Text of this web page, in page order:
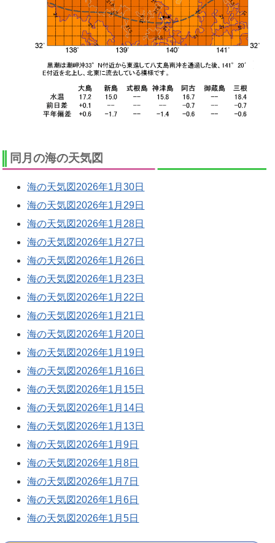
同月の海の天気図
海の天気図2026年1月30日
海の天気図2026年1月29日
海の天気図2026年1月28日
海の天気図2026年1月27日
海の天気図2026年1月26日
海の天気図2026年1月23日
海の天気図2026年1月22日
海の天気図2026年1月21日
海の天気図2026年1月20日
海の天気図2026年1月19日
海の天気図2026年1月16日
海の天気図2026年1月15日
海の天気図2026年1月14日
海の天気図2026年1月13日
海の天気図2026年1月9日
海の天気図2026年1月8日
海の天気図2026年1月7日
海の天気図2026年1月6日
海の天気図2026年1月5日